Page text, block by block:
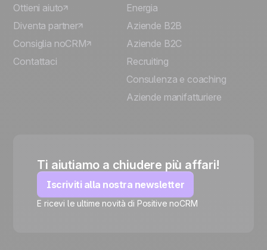
🍪
Ottieni aiuto
Diventa partner
Consiglia noCRM
Contattaci
Energia
Aziende B2B
Aziende B2C
Recruiting
Consulenza e coaching
Aziende manifatturiere
Ti aiutiamo a chiudere più affari!
Iscriviti alla nostra newsletter
E ricevi le ultime novità di Positive noCRM